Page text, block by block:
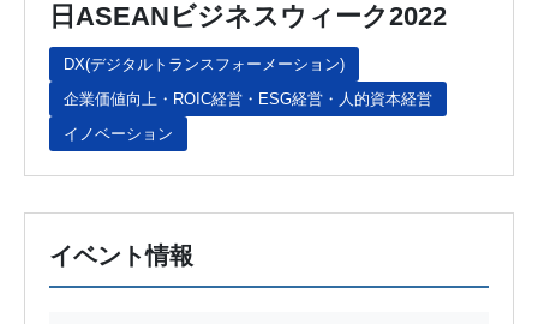
日ASEANビジネスウィーク2022
DX(デジタルトランスフォーメーション)
企業価値向上・ROIC経営・ESG経営・人的資本経営
イノベーション
イベント情報